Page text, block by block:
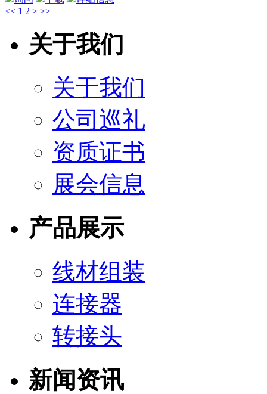
<< 1 2 > >>
关于我们
关于我们
公司巡礼
资质证书
展会信息
产品展示
线材组装
连接器
转接头
新闻资讯